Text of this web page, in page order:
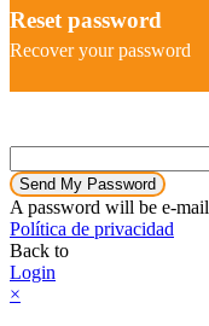
Reset password
Recover your password
Send My Password
A password will be e-
Política de privacidad
Back to
Login
×